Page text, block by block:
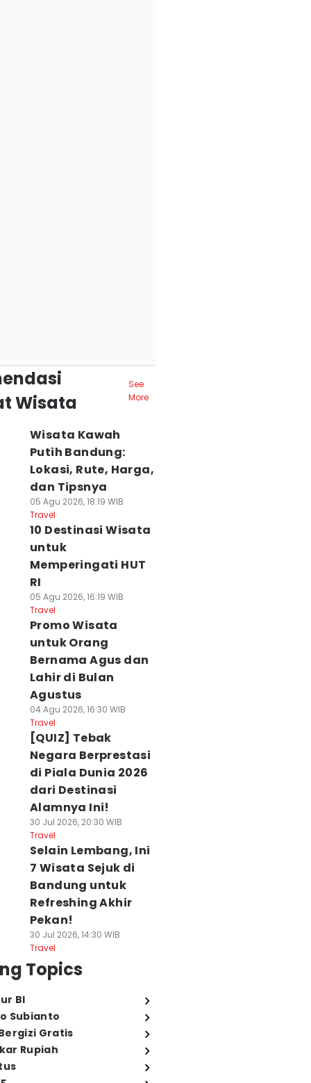
Wisata
See
More
Wisata Kawah
Putih Bandung:
Lokasi, Rute, Harga,
dan Tipsnya
05 Agu 2026, 18:19 WIB
Travel
10 Destinasi Wisata
untuk
Memperingati HUT
RI
05 Agu 2026, 16:19 WIB
Travel
Promo Wisata
untuk Orang
Bernama Agus dan
Lahir di Bulan
Agustus
04 Agu 2026, 16:30 WIB
Travel
[QUIZ] Tebak
Negara Berprestasi
di Piala Dunia 2026
dari Destinasi
Alamnya Ini!
30 Jul 2026, 20:30 WIB
Travel
Selain Lembang, Ini
7 Wisata Sejuk di
Bandung untuk
Refreshing Akhir
Pekan!
30 Jul 2026, 14:30 WIB
Travel
Topics
BI
Subianto
Gratis
Rupiah